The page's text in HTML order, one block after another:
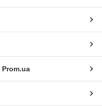
Prom.ua